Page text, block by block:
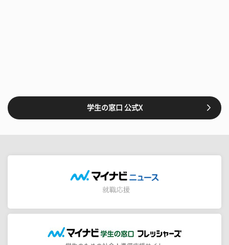
学生の窓口 公式X